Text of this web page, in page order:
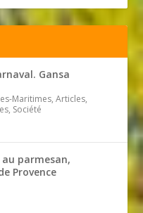
Gansa
Maritimes, Articles,
Société
parmesan,
Provence